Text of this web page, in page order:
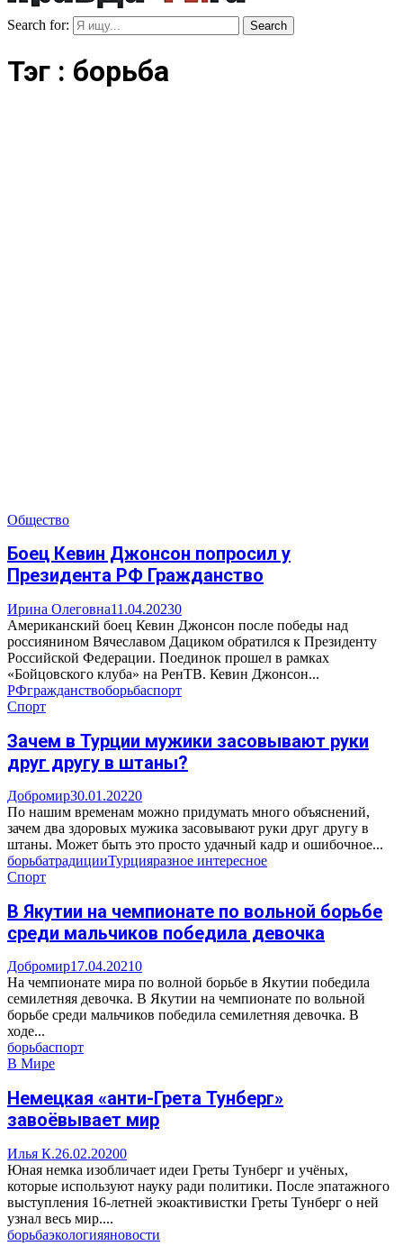
Search for: Search
Тэг : борьба
Общество
Боец Кевин Джонсон попросил у
Президента РФ Гражданство
Ирина Олеговна11.04.20230
Американский боец Кевин Джонсон после победы над
россиянином Вячеславом Дациком обратился к Президенту
Российской Федерации. Поединок прошел в рамках
«Бойцовского клуба» на РенТВ. Кевин Джонсон...
РФгражданствоборьбаспорт
Спорт
Зачем в Турции мужики засовывают руки
друг другу в штаны?
Добромир30.01.20220
По нашим временам можно придумать много объяснений,
зачем два здоровых мужика засовывают руки друг другу в
штаны. Может быть это просто удачный кадр и ошибочное...
борьбатрадицииТурцияразное интересное
Спорт
В Якутии на чемпионате по вольной борьбе
среди мальчиков победила девочка
Добромир17.04.20210
На чемпионате мира по волной борьбе в Якутии победила
семилетняя девочка. В Якутии на чемпионате по вольной
борьбе среди мальчиков победила семилетняя девочка. В
ходе...
борьбаспорт
В Мире
Немецкая «анти-Грета Тунберг»
завоёвывает мир
Илья К.26.02.20200
Юная немка изобличает идеи Греты Тунберг и учёных,
которые используют науку ради политики. После эпатажного
выступления 16-летней экоактивистки Греты Тунберг о ней
узнал весь мир....
борьбаэкологияяновости